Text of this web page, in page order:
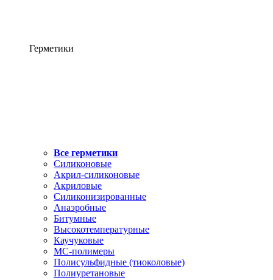
Герметики
Все герметики
Силиконовые
Акрил-силиконовые
Акриловые
Силиконизированные
Анаэробные
Битумные
Высокотемпературные
Каучуковые
МС-полимеры
Полисульфидные (тиоколовые)
Полиуретановые